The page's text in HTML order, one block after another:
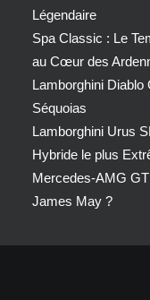
Légendaire
Spa Classic : Le
au Cœur des
Lamborghini
Séquoias
Lamborghini Urus
Hybride le plus
Mercedes-AMG
James May ?